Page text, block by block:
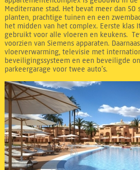
Mediterrane stad. Het bevat meer dan 50
planten, prachtige tuinen en een
het midden van het complex. Eerste klas
gebruikt voor alle vloeren en keukens.
voorzien van Siemens apparaten.
vloerverwarming, televisie met
beveiligingssysteem en een beveiligde
parkeergarage voor twee auto’s.